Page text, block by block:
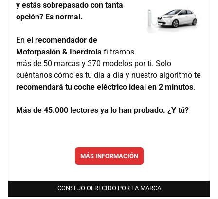
y estás sobrepasado con tanta
opción? Es normal.
En el recomendador de
Motorpasión & Iberdrola filtramos
más de 50 marcas y 370 modelos por ti. Solo
cuéntanos cómo es tu día a día y nuestro algoritmo te
recomendará tu coche eléctrico ideal en 2 minutos.
Más de 45.000 lectores ya lo han probado. ¿Y tú?
MÁS INFORMACIÓN
CONSEJO OFRECIDO POR LA MARCA